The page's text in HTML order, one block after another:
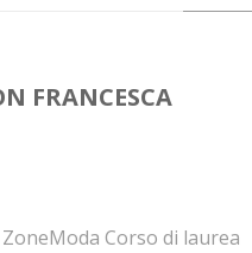
FRANCESCA
Corso di laurea